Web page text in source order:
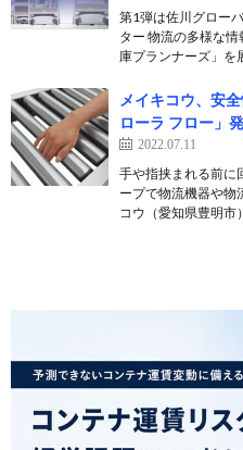
第1弾は佐川グロー
ター 物流の多様な
庫プランナーズ」
メイキコウ、安
ローラ フロー」
2022.07.11
手や指挟まれる前に
ープで物流機器や物
コウ（愛知県豊明